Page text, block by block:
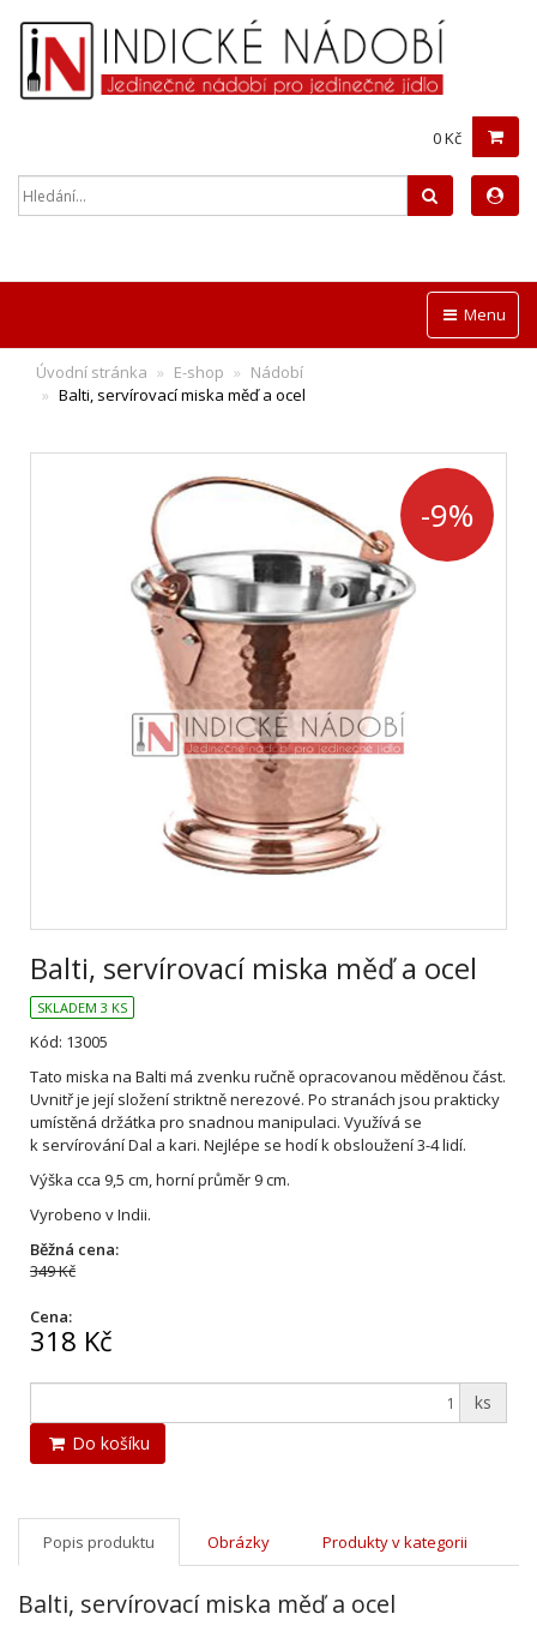
0 Kč
Menu
Úvodní stránka E-shop
Nádobí
Balti, servírovací miska měď a ocel
-9%
Balti, servírovací miska měď a ocel
SKLADEM 3 KS
Kód: 13005
Tato miska na Balti má zvenku ručně opracovanou měděnou část.
Uvnitř je její složení striktně nerezové. Po stranách jsou prakticky
umístěná držátka pro snadnou manipulaci. Využívá se
k servírování Dal a kari. Nejlépe se hodí k obsloužení 3-4 lidí.
Výška cca 9,5 cm, horní průměr 9 cm.
Vyrobeno v Indii.
Běžná cena:
349 Kč
Cena:
318 Kč
ks
Do košíku
Popis produktu Obrázky Produkty v kategorii
Balti, servírovací miska měď a ocel